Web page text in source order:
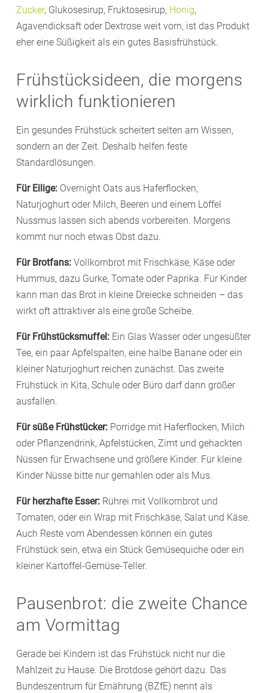
Zucker, Glukosesirup, Fruktosesirup, Honig,
Agavendicksaft oder Dextrose weit vorn, ist das Produkt
eher eine Süßigkeit als ein gutes Basisfrühstück.
Frühstücksideen, die morgens
wirklich funktionieren
Ein gesundes Frühstück scheitert selten am Wissen,
sondern an der Zeit. Deshalb helfen feste
Standardlösungen.
Für Eilige: Overnight Oats aus Haferflocken,
Naturjoghurt oder Milch, Beeren und einem Löffel
Nussmus lassen sich abends vorbereiten. Morgens
kommt nur noch etwas Obst dazu.
Für Brotfans: Vollkornbrot mit Frischkäse, Käse oder
Hummus, dazu Gurke, Tomate oder Paprika. Für Kinder
kann man das Brot in kleine Dreiecke schneiden – das
wirkt oft attraktiver als eine große Scheibe.
Für Frühstücksmuffel: Ein Glas Wasser oder ungesüßter
Tee, ein paar Apfelspalten, eine halbe Banane oder ein
kleiner Naturjoghurt reichen zunächst. Das zweite
Frühstück in Kita, Schule oder Büro darf dann größer
ausfallen.
Für süße Frühstücker: Porridge mit Haferflocken, Milch
oder Pflanzendrink, Apfelstücken, Zimt und gehackten
Nüssen für Erwachsene und größere Kinder. Für kleine
Kinder Nüsse bitte nur gemahlen oder als Mus.
Für herzhafte Esser: Rührei mit Vollkornbrot und
Tomaten, oder ein Wrap mit Frischkäse, Salat und Käse.
Auch Reste vom Abendessen können ein gutes
Frühstück sein, etwa ein Stück Gemüsequiche oder ein
kleiner Kartoffel-Gemüse-Teller.
Pausenbrot: die zweite Chance
am Vormittag
Gerade bei Kindern ist das Frühstück nicht nur die
Mahlzeit zu Hause. Die Brotdose gehört dazu. Das
Bundeszentrum für Ernährung (BZfE) nennt als